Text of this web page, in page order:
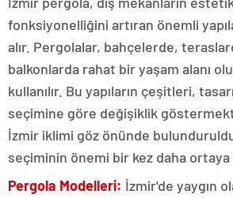
fonksiyonelliğini artıran önemli
alır. Pergolalar, bahçelerde,
balkonlarda rahat bir yaşam alanı
kullanılır. Bu yapıların çeşitleri,
seçimine göre değişiklik
İzmir iklimi göz önünde
seçiminin önemi bir kez daha ortaya
Pergola Modelleri: İzmir'de yaygın